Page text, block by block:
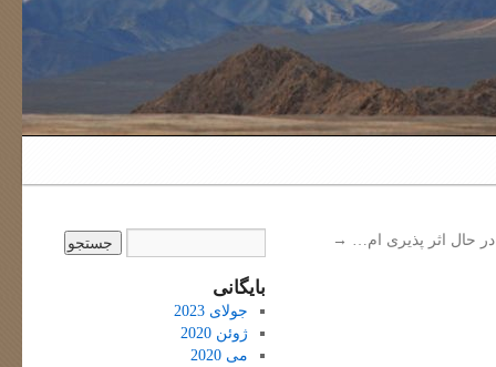
حال اثر پذیری ام… →
بایگانی
جولای 2023
ژوئن 2020
می 2020